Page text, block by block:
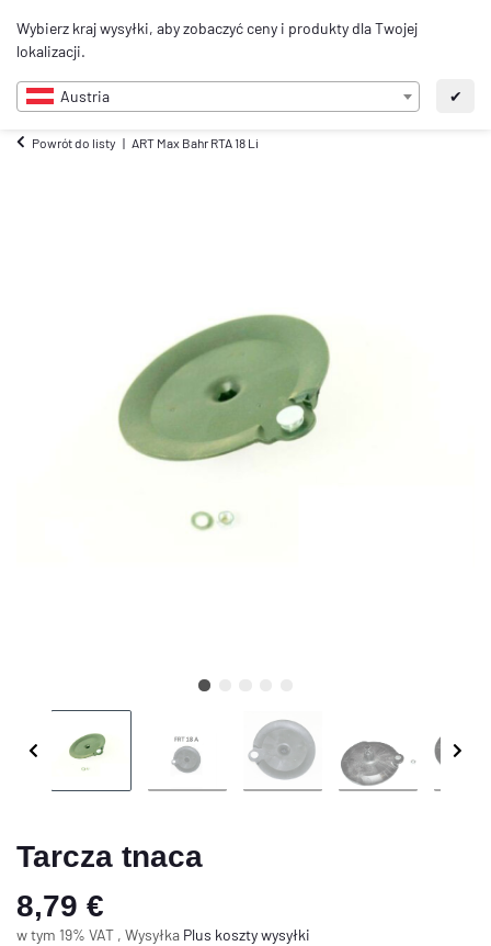
Wybierz kraj wysyłki, aby zobaczyć ceny i produkty dla Twojej
lokalizacji.
Austria ✔
PL
Powrót do listy ART Max Bahr RTA 18 Li
Tarcza tnaca
8,79 €
w tym 19% VAT , Wysyłka Plus koszty wysyłki